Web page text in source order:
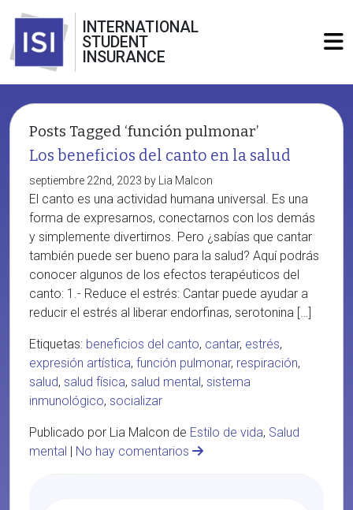
INTERNATIONAL
STUDENT
INSURANCE
Posts Tagged ‘función pulmonar’
Los beneficios del canto en la salud
septiembre 22nd, 2023 by Lia Malcon
El canto es una actividad humana universal. Es una
forma de expresarnos, conectarnos con los demás
y simplemente divertirnos. Pero ¿sabías que cantar
también puede ser bueno para la salud? Aquí podrás
conocer algunos de los efectos terapéuticos del
canto: 1.- Reduce el estrés: Cantar puede ayudar a
reducir el estrés al liberar endorfinas, serotonina […]
Etiquetas: beneficios del canto, cantar, estrés,
expresión artística, función pulmonar, respiración,
salud, salud física, salud mental, sistema
inmunológico, socializar
Publicado por Lia Malcon de Estilo de vida, Salud
mental | No hay comentarios